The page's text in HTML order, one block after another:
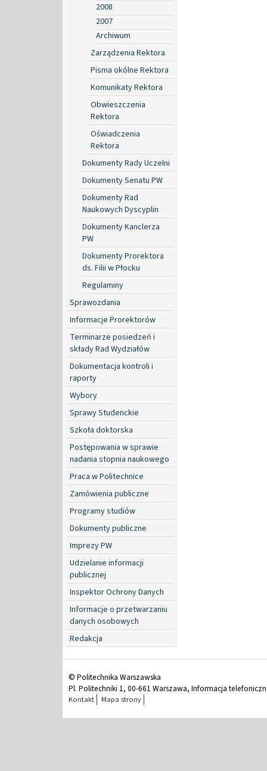
2008
2007
Archiwum
Zarządzenia Rektora
Pisma okólne Rektora
Komunikaty Rektora
Obwieszczenia
Rektora
Oświadczenia
Rektora
Dokumenty Rady Uczelni
Dokumenty Senatu PW
Dokumenty Rad
Naukowych Dyscyplin
Dokumenty Kanclerza
PW
Dokumenty Prorektora
ds. Filii w Płocku
Regulaminy
Sprawozdania
Informacje Prorektorów
Terminarze posiedzeń i
składy Rad Wydziałów
Dokumentacja kontroli i
raporty
Wybory
Sprawy Studenckie
Szkoła doktorska
Postępowania w sprawie
nadania stopnia naukowego
Praca w Politechnice
Zamówienia publiczne
Programy studiów
Dokumenty publiczne
Imprezy PW
Udzielanie informacji
publicznej
Inspektor Ochrony Danych
Informacje o przetwarzaniu
danych osobowych
Redakcja
© Politechnika Warszawska
Pl. Politechniki 1, 00-661 Warszawa, Informacja
Kontakt Mapa strony